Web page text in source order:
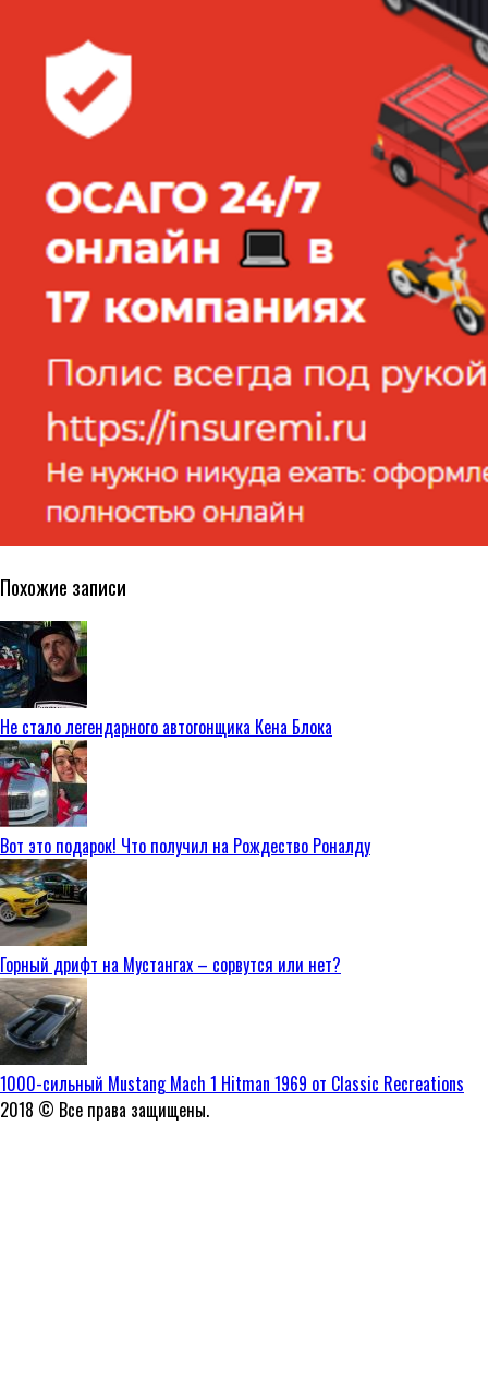
Похожие записи
Не стало легендарного автогонщика Кена Блока
Вот это подарок! Что получил на Рождество Роналду
Горный дрифт на Мустангах – сорвутся или нет?
1000-сильный Mustang Mach 1 Hitman 1969 от Classic Recreations
2018 © Все права защищены.